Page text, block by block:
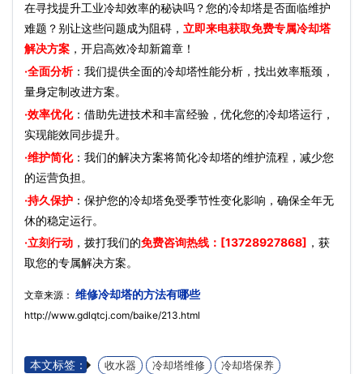
在寻找提升工业冷却效率的秘诀吗？您的冷却塔是否面临维护
难题？别让这些问题成为阻碍， 立即来电获取免费专属冷却塔
解决方案 ，开启高效冷却新篇章！
·全面分析：我们提供全面的冷却塔性能分析，找出效率瓶颈，
量身定制改进方案。
·效率优化：借助先进技术和丰富经验，优化您的冷却塔运行，
实现能效同步提升。
·维护简化：我们的解决方案将简化冷却塔的维护流程，减少您
的运营负担。
·持久保护 ：保护您的冷却塔免受季节性变化影响，确保全年无
休的稳定运行。
·立刻行动 ，拨打我们的免费咨询热线：[13728927868] ，获
取您的专属解决方案。
文章来源： 维修冷却塔的方法有哪些
http://www.gdlqtcj.com/baike/213.html
本文标签： 收水器 冷却塔维修 冷却塔保养